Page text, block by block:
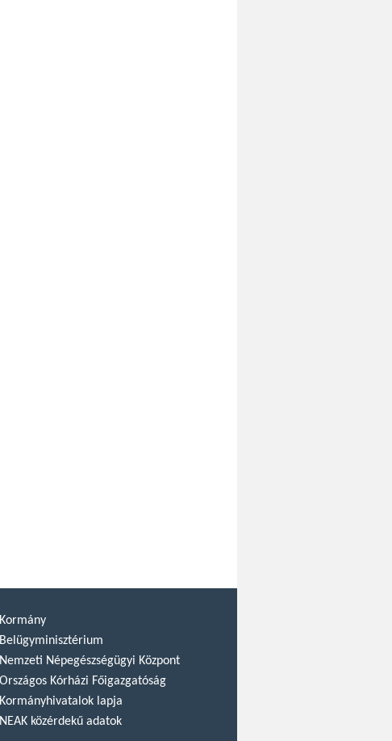
Kormány
Belügyminisztérium
Nemzeti Népegészségügyi Központ
Országos Kórházi Főigazgatóság
Kormányhivatalok lapja
NEAK közérdekű adatok